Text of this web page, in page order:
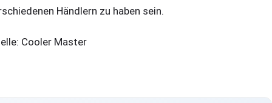
Händlern zu haben sein.
Cooler Master